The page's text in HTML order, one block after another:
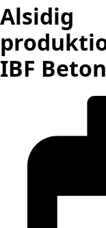
Alsidig
IBF